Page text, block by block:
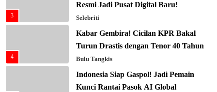
3
Resmi Jadi Pusat Digital Baru!
Selebriti
4
Kabar Gembira! Cicilan KPR Bakal
Turun Drastis dengan Tenor 40 Tahun
Bulu Tangkis
Indonesia Siap Gaspol! Jadi Pemain
Kunci Rantai Pasok AI Global